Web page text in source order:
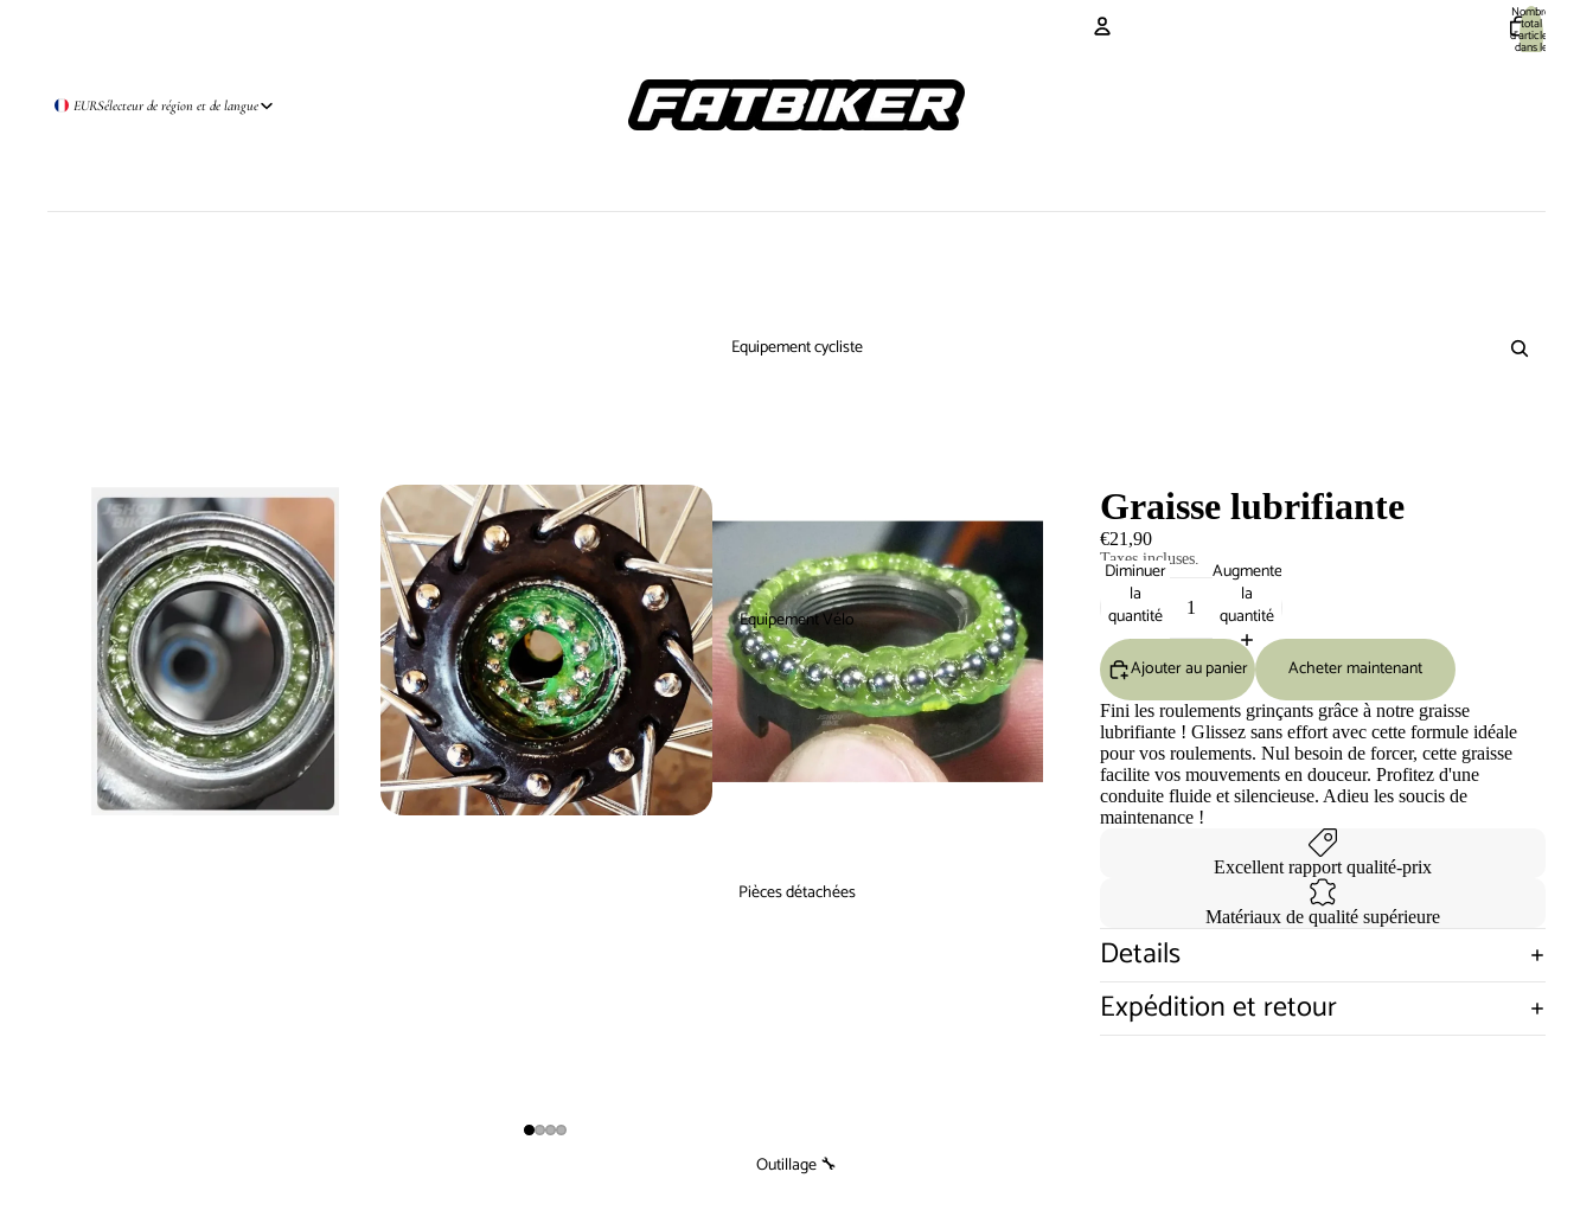
EURSélecteur de région et de langue
Nombre
total
d’articles
dans le
panier: 0
Equipement cycliste
Equipement Vélo
Pièces détachées
Outillage 🔧
Graisse lubrifiante
€21,90
Taxes incluses.
Diminuer
la
quantité
Augmenter
la
quantité
Ajouter au panier
Acheter maintenant
Fini les roulements grinçants grâce à notre graisse
lubrifiante ! Glissez sans effort avec cette formule idéale
pour vos roulements. Nul besoin de forcer, cette graisse
facilite vos mouvements en douceur. Profitez d'une
conduite fluide et silencieuse. Adieu les soucis de
maintenance !
Excellent rapport qualité-prix
Matériaux de qualité supérieure
Details
Expédition et retour